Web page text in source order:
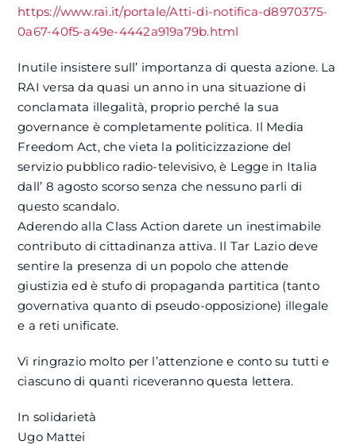
https://www.rai.it/portale/Atti-di-notifica-d8970375-
0a67-40f5-a49e-4442a919a79b.html
Inutile insistere sull’ importanza di questa azione. La
RAI versa da quasi un anno in una situazione di
conclamata illegalità, proprio perché la sua
governance è completamente politica. Il Media
Freedom Act, che vieta la politicizzazione del
servizio pubblico radio-televisivo, è Legge in Italia
dall’ 8 agosto scorso senza che nessuno parli di
questo scandalo.
Aderendo alla Class Action darete un inestimabile
contributo di cittadinanza attiva. Il Tar Lazio deve
sentire la presenza di un popolo che attende
giustizia ed è stufo di propaganda partitica (tanto
governativa quanto di pseudo-opposizione) illegale
e a reti unificate.
Vi ringrazio molto per l’attenzione e conto su tutti e
ciascuno di quanti riceveranno questa lettera.
In solidarietà
Ugo Mattei